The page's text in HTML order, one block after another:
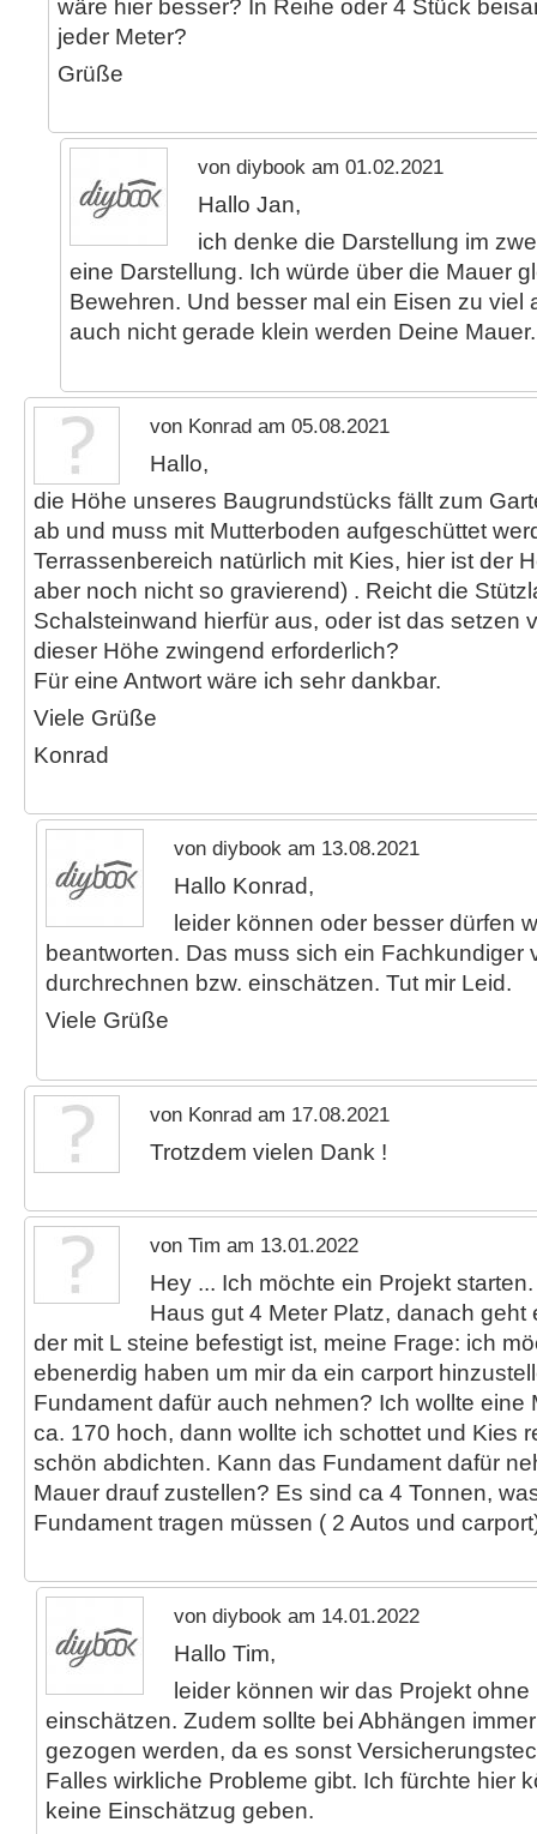
wäre hier besser? In Reihe oder 4 Stück
jeder Meter?
Grüße
von diybook am 01.02.2021
Hallo Jan,
ich denke die Darstellung im
eine Darstellung. Ich würde über die Mauer
Bewehren. Und besser mal ein Eisen zu viel
auch nicht gerade klein werden Deine
von Konrad am 05.08.2021
Hallo,
die Höhe unseres Baugrundstücks fällt zum
ab und muss mit Mutterboden aufgeschüttet
Terrassenbereich natürlich mit Kies, hier ist der
aber noch nicht so gravierend) . Reicht die
Schalsteinwand hierfür aus, oder ist das setzen
dieser Höhe zwingend erforderlich?
Für eine Antwort wäre ich sehr dankbar.
Viele Grüße
Konrad
von diybook am 13.08.2021
Hallo Konrad,
leider können oder besser dürfen
beantworten. Das muss sich ein Fachkundiger
durchrechnen bzw. einschätzen. Tut mir Leid.
Viele Grüße
von Konrad am 17.08.2021
Trotzdem vielen Dank !
von Tim am 13.01.2022
Hey ... Ich möchte ein Projekt
Haus gut 4 Meter Platz, danach geht
der mit L steine befestigt ist, meine Frage: ich
ebenerdig haben um mir da ein carport
Fundament dafür auch nehmen? Ich wollte eine
ca. 170 hoch, dann wollte ich schottet und Kies
schön abdichten. Kann das Fundament dafür
Mauer drauf zustellen? Es sind ca 4 Tonnen,
Fundament tragen müssen ( 2 Autos und
von diybook am 14.01.2022
Hallo Tim,
leider können wir das Projekt
einschätzen. Zudem sollte bei Abhängen
gezogen werden, da es sonst
Falles wirkliche Probleme gibt. Ich fürchte hier
keine Einschätzug geben.